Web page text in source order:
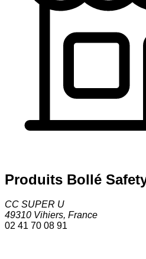
Produits Bollé
CC SUPER U
49310 Vihiers, France
02 41 70 08 91